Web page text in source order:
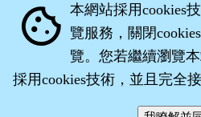
cookie 本網站採用cookies
覽服務，關閉
覽。您若繼續瀏覽
採用cookies技術，並且完全